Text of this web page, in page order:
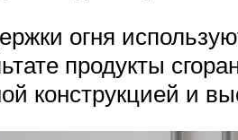
огня
продукты
конструкцией и